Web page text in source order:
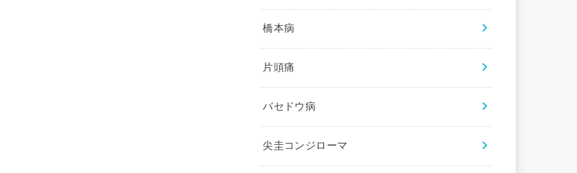
橋本病
片頭痛
バセドウ病
尖圭コンジローマ